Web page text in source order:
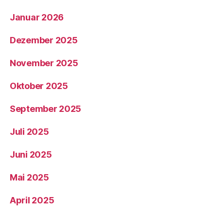
Januar 2026
Dezember 2025
November 2025
Oktober 2025
September 2025
Juli 2025
Juni 2025
Mai 2025
April 2025